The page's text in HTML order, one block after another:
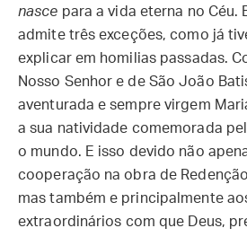
nasce para a vida eterna no Céu.
admite três exceções, como já
explicar em homilias passadas.
Nosso Senhor e de São João
aventurada e sempre virgem
a sua natividade comemorada
o mundo. E isso devido não
cooperação na obra de
mas também e principalmente
extraordinários com que Deus,